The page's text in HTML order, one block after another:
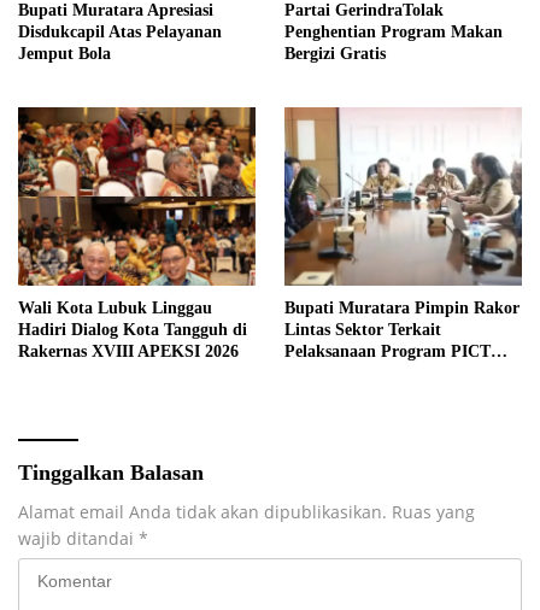
Bupati Muratara Apresiasi
Disdukcapil Atas Pelayanan
Jemput Bola
Partai GerindraTolak
Penghentian Program Makan
Bergizi Gratis
Wali Kota Lubuk Linggau
Hadiri Dialog Kota Tangguh di
Rakernas XVIII APEKSI 2026
Bupati Muratara Pimpin Rakor
Lintas Sektor Terkait
Pelaksanaan Program PICT
Tinggalkan Balasan
Alamat email Anda tidak akan dipublikasikan. Ruas yang
wajib ditandai *